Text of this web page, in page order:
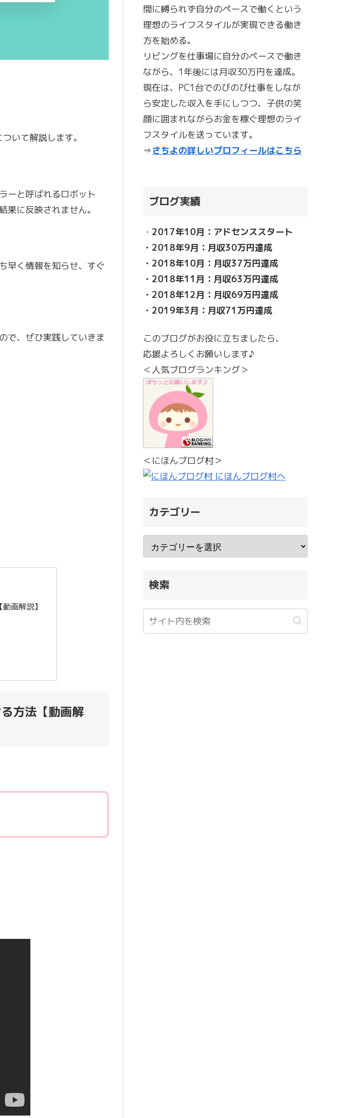
ついて解説します。
ーと呼ばれるロボット
に反映されません。
早く情報を知らせ、すぐ
で、ぜひ実践していきま
画解説】
方法【動画解
間に縛られず自分のペースで働くという
理想のライフスタイルが実現できる働き
方を始める。
リビングを仕事場に自分のペースで働き
ながら、1年後には月収30万円を達成。
現在は、PC1台でのびのび仕事をしなが
ら安定した収入を手にしつつ、子供の笑
顔に囲まれながらお金を稼ぐ理想のライ
フスタイルを送っています。
⇒さちよの詳しいプロフィールはこちら
ブログ実績
・ 2017年10月：アドセンススタート
・2018年9月：月収30万円達成
・2018年10月：月収37万円達成
・2018年11月：月収63万円達成
・2018年12月：月収69万円達成
・2019年3月：月収71万円達成
このブログがお役に立ちましたら、
応援よろしくお願いします♪
＜人気ブログランキング＞
＜にほんブログ村＞
カテゴリー
検索